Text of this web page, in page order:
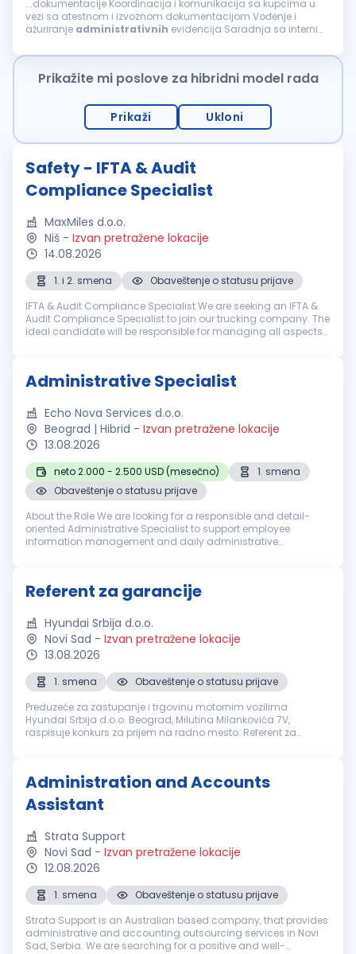
...dokumentacije Koordinacija i komunikacija sa kupcima u
vezi sa atestnom i izvoznom dokumentacijom Vođenje i
ažuriranje administrativnih evidencija Saradnja sa internim
Rad u ERP sistemu Obavljanje ostalih...
Prikažite mi poslove za hibridni model rada
Prikaži Ukloni
Safety - IFTA & Audit
Compliance Specialist
MaxMiles d.o.o.
Niš - Izvan pretražene lokacije
14.08.2026
1. i 2. smena
Obaveštenje o statusu prijave
IFTA & Audit Compliance Specialist We are seeking an IFTA &
Audit Compliance Specialist to join our trucking company. The
ideal candidate will be responsible for managing all aspects
Administrative Specialist
Echo Nova Services d.o.o.
Beograd | Hibrid - Izvan pretražene lokacije
13.08.2026
neto 2.000 - 2.500 USD (mesečno)
1. smena
Obaveštenje o statusu prijave
About the Role We are looking for a responsible and detail-
oriented Administrative Specialist to support employee
information management and daily administrative
Referent za garancije
Hyundai Srbija d.o.o.
Novi Sad - Izvan pretražene lokacije
13.08.2026
1. smena
Obaveštenje o statusu prijave
Preduzeće za zastupanje i trgovinu motornim vozilima
Hyundai Srbija d.o.o. Beograd, Milutina Milankovića 7V,
raspisuje konkurs za prijem na radno mesto: Referent za
Administration and Accounts
Assistant
Strata Support
Novi Sad - Izvan pretražene lokacije
12.08.2026
1. smena
Obaveštenje o statusu prijave
Strata Support is an Australian based company, that provides
administrative and accounting outsourcing services in Novi
Sad, Serbia. We are searching for a positive and well-